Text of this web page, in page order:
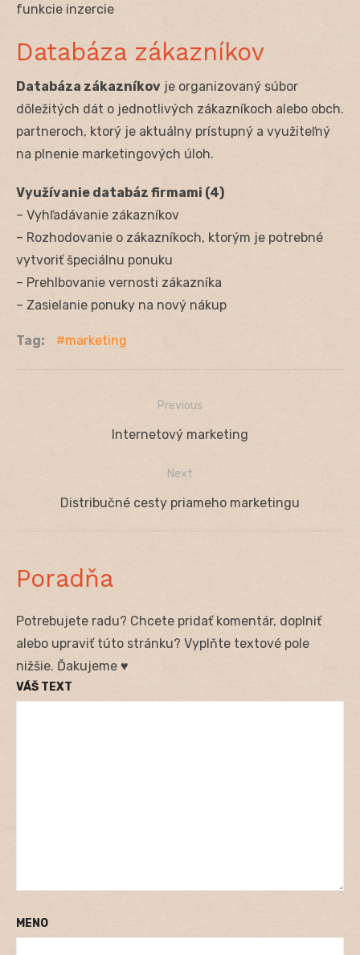
funkcie inzercie
Databáza zákazníkov
Databáza zákazníkov je organizovaný súbor
dôležitých dát o jednotlivých zákazníkoch alebo obch.
partneroch, ktorý je aktuálny prístupný a využiteľný
na plnenie marketingových úloh.
Využívanie databáz firmami (4)
– Vyhľadávanie zákazníkov
– Rozhodovanie o zákazníkoch, ktorým je potrebné
vytvoriť špeciálnu ponuku
– Prehlbovanie vernosti zákazníka
– Zasielanie ponuky na nový nákup
Tag: marketing
Navigácia
Previous
Previous
Internetový marketing
Next
Next
Distribučné cesty priameho marketingu
Poradňa
Potrebujete radu? Chcete pridať komentár, doplniť
alebo upraviť túto stránku? Vyplňte textové pole
nižšie. Ďakujeme ♥
VÁŠ TEXT
MENO